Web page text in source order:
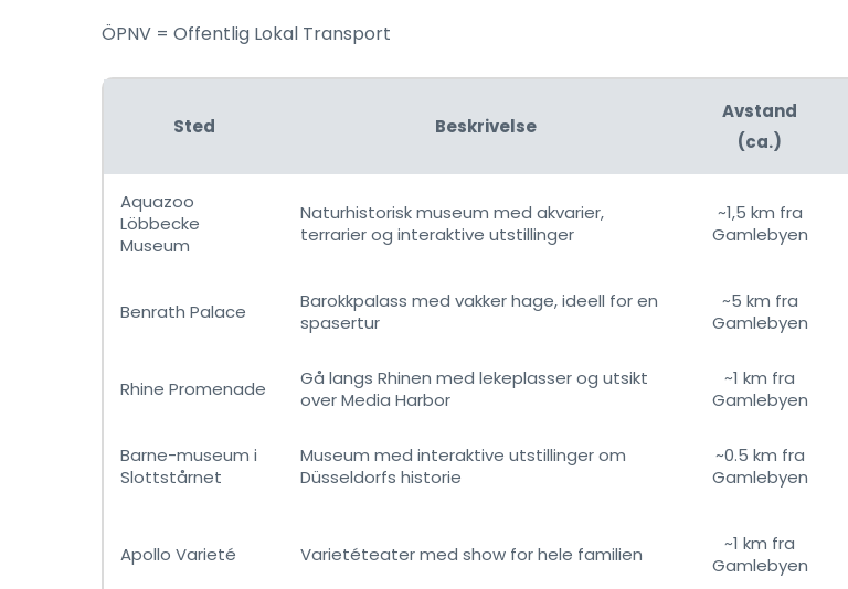
ÖPNV = Offentlig Lokal Transport
Sted Beskrivelse
Avstand
(ca.)
Aquazoo
Löbbecke
Museum
Naturhistorisk museum med akvarier,
terrarier og interaktive utstillinger
~1,5 km fra
Gamlebyen
Benrath Palace
Barokkpalass med vakker hage, ideell for en
spasertur
~5 km fra
Gamlebyen
Rhine Promenade
Gå langs Rhinen med lekeplasser og utsikt
over Media Harbor
~1 km fra
Gamlebyen
Barne-museum i
Slottstårnet
Museum med interaktive utstillinger om
Düsseldorfs historie
~0.5 km fra
Gamlebyen
Apollo Varieté Varietéteater med show for hele familien
~1 km fra
Gamlebyen